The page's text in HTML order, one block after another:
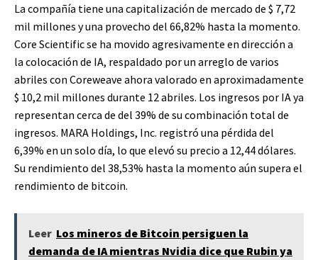
La compañía tiene una capitalización de mercado de $ 7,72
mil millones y una provecho del 66,82% hasta la momento.
Core Scientific se ha movido agresivamente en dirección a
la colocación de IA, respaldado por un arreglo de varios
abriles con Coreweave ahora valorado en aproximadamente
$ 10,2 mil millones durante 12 abriles. Los ingresos por IA ya
representan cerca de del 39% de su combinación total de
ingresos. MARA Holdings, Inc. registró una pérdida del
6,39% en un solo día, lo que elevó su precio a 12,44 dólares.
Su rendimiento del 38,53% hasta la momento aún supera el
rendimiento de bitcoin.
Leer Los mineros de Bitcoin persiguen la
demanda de IA mientras Nvidia dice que Rubin ya